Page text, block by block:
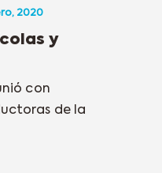
2020
y
con
de la